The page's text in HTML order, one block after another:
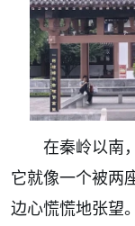
在秦岭以南
它就像一个被两
边心慌慌地张望